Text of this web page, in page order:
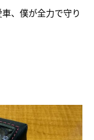
、僕が全力で守り